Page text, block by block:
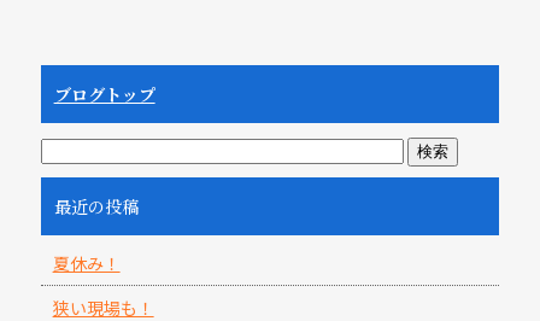
ブログトップ
最近の投稿
夏休み！
狭い現場も！